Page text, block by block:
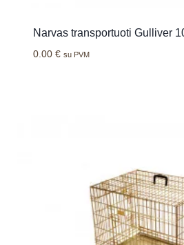
Narvas transportuoti Gulliver
0.00 € su PVM